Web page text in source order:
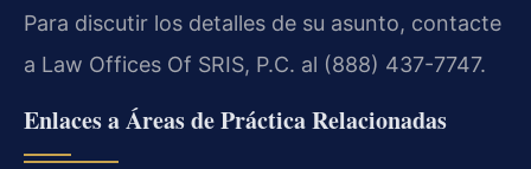
Para discutir los detalles de su asunto, contacte
a Law Offices Of SRIS, P.C. al (888) 437-7747.
Enlaces a Áreas de Práctica Relacionadas